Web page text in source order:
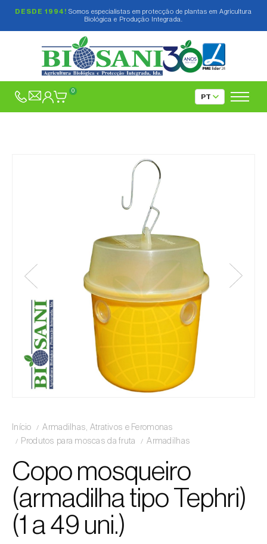
DESDE 1994! Somos especialistas em protecção de plantas em Agricultura
Biológica e Produção Integrada.
0
Início
Armadilhas, Atrativos e Feromonas
Produtos para moscas da fruta
Armadilhas
Copo mosqueiro
(armadilha tipo Tephri)
(1 a 49 uni.)